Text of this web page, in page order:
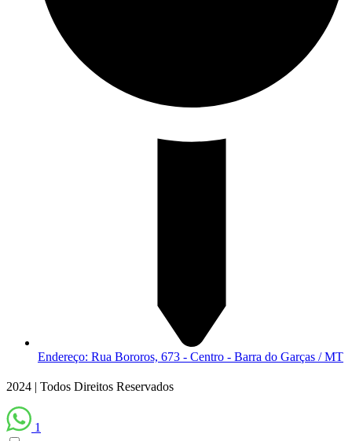
Endereço: Rua Bororos, 673 - Centro - Barra do Garças / MT
2024 | Todos Direitos Reservados
1